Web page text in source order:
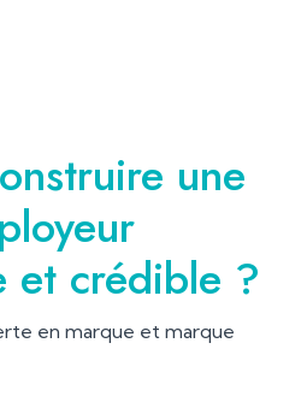
une
et crédible ?
en marque et marque